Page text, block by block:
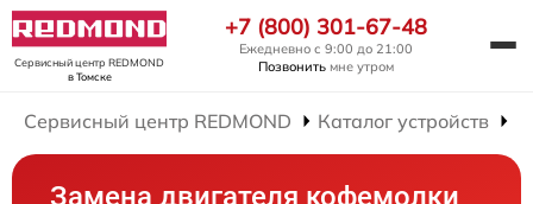
Сервисный центр REDMOND
в Томске
+7 (800) 301-67-48
Ежедневно с 9:00 до 21:00
Позвонить мне утром
Сервисный центр REDMOND Каталог устройств
Замена двигателя кофемолки